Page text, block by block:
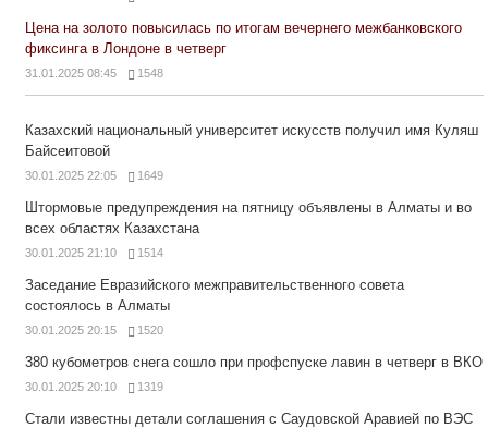
Цена на золото повысилась по итогам вечернего межбанковского
фиксинга в Лондоне в четверг
31.01.2025 08:45 1548
Казахский национальный университет искусств получил имя Куляш
Байсеитовой
30.01.2025 22:05 1649
Штормовые предупреждения на пятницу объявлены в Алматы и во
всех областях Казахстана
30.01.2025 21:10 1514
Заседание Евразийского межправительственного совета
состоялось в Алматы
30.01.2025 20:15 1520
380 кубометров снега сошло при профспуске лавин в четверг в ВКО
30.01.2025 20:10 1319
Стали известны детали соглашения с Саудовской Аравией по ВЭС